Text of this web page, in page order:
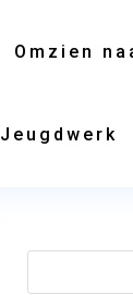
Omzien
Jeugdwerk